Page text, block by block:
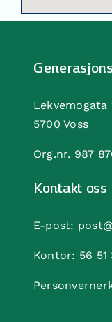
Lekvemogata
5700 Voss
Org.nr. 987
Kontakt oss
E-post:
Kontor: 56 51